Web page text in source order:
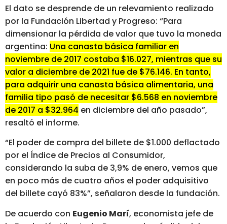
El dato se desprende de un relevamiento realizado
por la Fundación Libertad y Progreso: “Para
dimensionar la pérdida de valor que tuvo la moneda
argentina: Una canasta básica familiar en
noviembre de 2017 costaba $16.027, mientras que su
valor a diciembre de 2021 fue de $76.146. En tanto,
para adquirir una canasta básica alimentaria, una
familia tipo pasó de necesitar $6.568 en noviembre
de 2017 a $32.964 en diciembre del año pasado”,
resaltó el informe.
“El poder de compra del billete de $1.000 deflactado
por el Índice de Precios al Consumidor,
considerando la suba de 3,9% de enero, vemos que
en poco más de cuatro años el poder adquisitivo
del billete cayó 83%”, señalaron desde la fundación.
De acuerdo con Eugenio Marí, economista jefe de